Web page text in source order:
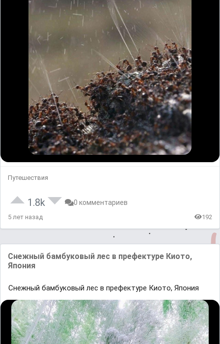
Путешествия
1.8k 0 комментариев
5 лет назад 192
Снежный бaмбуковый лес в префектуре Киото,
Япония
Снежный бaмбуковый лес в префектуре Киото, Япония